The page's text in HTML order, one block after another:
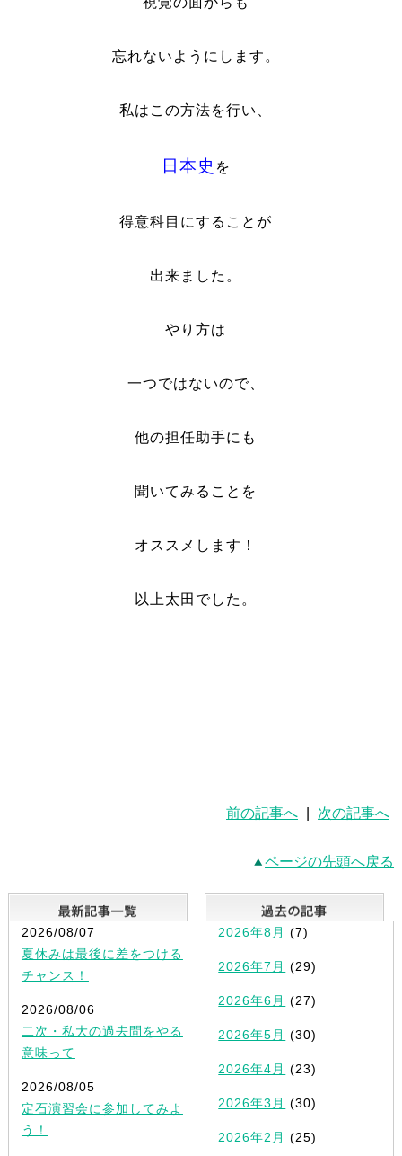
忘れないようにします。
私はこの方法を行い、
日本史 を
得意科目にすることが
出来ました。
やり方は
一つではないので、
他の担任助手にも
聞いてみることを
オススメします！
以上太田でした。
前の記事へ 次の記事へ
ページの先頭へ戻る
最新記事一覧
2026/08/07
夏休みは最後に差をつける
チャンス！
2026/08/06
二次・私大の過去問をやる
意味って
2026/08/05
定石演習会に参加してみよ
う！
2026年8月 (7)
2026年7月 (29)
2026年6月 (27)
2026年5月 (30)
2026年4月 (23)
2026年3月 (30)
2026年2月 (25)